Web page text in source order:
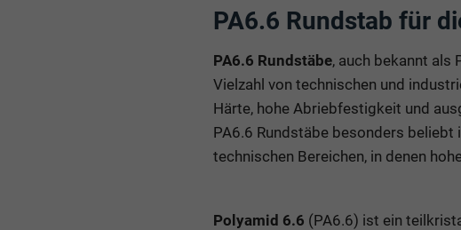
PA6.6 Rundstab für
PA6.6 Rundstäbe, auch bekannt als
Vielzahl von technischen und
Härte, hohe Abriebfestigkeit und
PA6.6 Rundstäbe besonders
technischen Bereichen, in denen
Polyamid 6.6 (PA6.6) ist ein